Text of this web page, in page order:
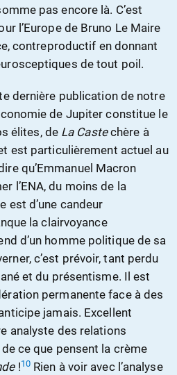
pas encore là. C’est
l’Europe de Bruno Le Maire
contreproductif en donnant
de tout poil.
dernière publication de notre
de Jupiter constitue le
élites, de La Castechère à
est particulièrement actuel au
qu’Emmanuel Macron
l’ENA, du moins de la
est d’une candeur
la clairvoyance
d’un homme politique de sa
c’est prévoir, tant perdu
et du présentisme. Il est
permanente face à des
jamais. Excellent
analyste des relations
ce que pensent la crème
!10Rien à voir avec l’analyse